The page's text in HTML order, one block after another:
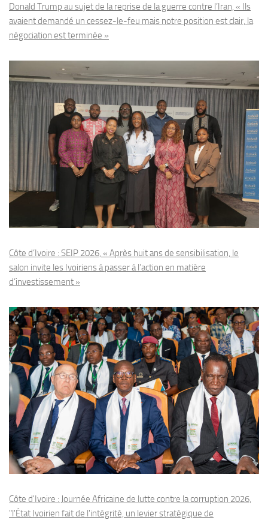
Donald Trump au sujet de la reprise de la guerre contre l’Iran, « Ils
avaient demandé un cessez-le-feu mais notre position est clair, la
négociation est terminée »
Côte d’Ivoire : SEIP 2026, « Après huit ans de sensibilisation, le
salon invite les Ivoiriens à passer à l’action en matière
d’investissement »
Côte d'Ivoire : Journée Africaine de lutte contre la corruption 2026,
"l'État Ivoirien fait de l'intégrité, un levier stratégique de